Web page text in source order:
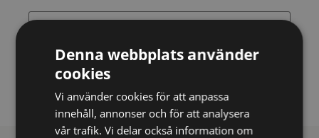
Lägg till i varukorg
Denna webbplats använder
cookies
Vi använder cookies för att anpassa
innehåll, annonser och för att analysera
vår trafik. Vi delar också information om